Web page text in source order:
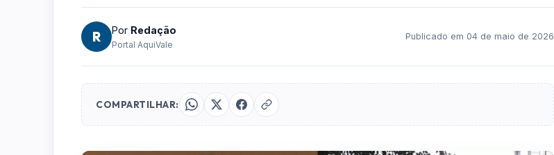
R Por Redação
Portal AquiVale
Publicado em 04 de maio de 2026
COMPARTILHAR: